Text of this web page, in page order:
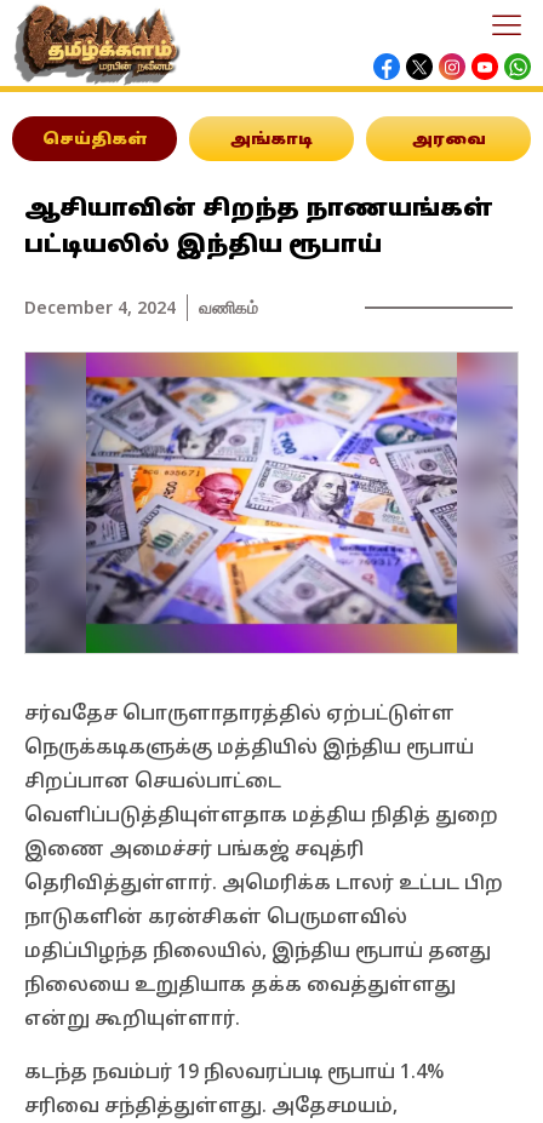
செய்திகள் அங்காடி அரவை
ஆசியாவின் சிறந்த நாணயங்கள்
பட்டியலில் இந்திய ரூபாய்
December 4, 2024 வணிகம்
சர்வதேச பொருளாதாரத்தில் ஏற்பட்டுள்ள
நெருக்கடிகளுக்கு மத்தியில் இந்திய ரூபாய்
சிறப்பான செயல்பாட்டை
வெளிப்படுத்தியுள்ளதாக மத்திய நிதித் துறை
இணை அமைச்சர் பங்கஜ் சவுத்ரி
தெரிவித்துள்ளார். அமெரிக்க டாலர் உட்பட பிற
நாடுகளின் கரன்சிகள் பெருமளவில்
மதிப்பிழந்த நிலையில், இந்திய ரூபாய் தனது
நிலையை உறுதியாக தக்க வைத்துள்ளது
என்று கூறியுள்ளார்.
கடந்த நவம்பர் 19 நிலவரப்படி ரூபாய் 1.4%
சரிவை சந்தித்துள்ளது. அதேசமயம்,